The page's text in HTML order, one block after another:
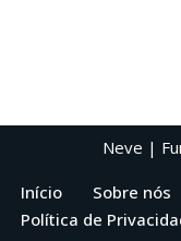
Neve |
Início Sobre nós
Política de